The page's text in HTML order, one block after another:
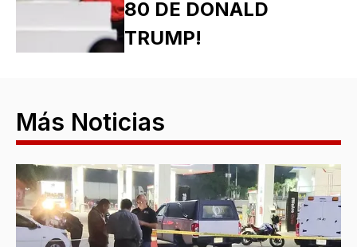
80 DE DONALD
TRUMP!
Más Noticias